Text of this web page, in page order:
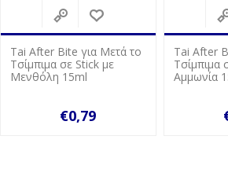
Tai After Bite για Μετά το
Τσίμπιμα σε Stick με
Αμμωνία 15ml
€0,79
Tai NEW
Σώματος